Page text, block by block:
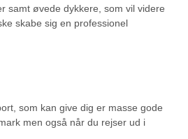
samt øvede dykkere, som vil videre
skabe sig en professionel
som kan give dig er masse gode
men også når du rejser ud i